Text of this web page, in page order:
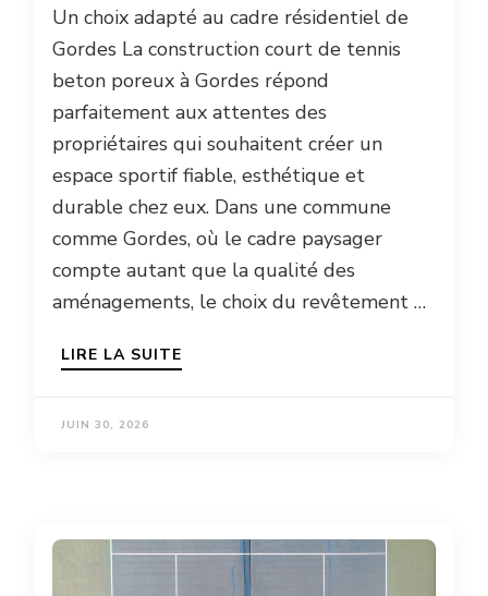
Un choix adapté au cadre résidentiel de
Gordes La construction court de tennis
beton poreux à Gordes répond
parfaitement aux attentes des
propriétaires qui souhaitent créer un
espace sportif fiable, esthétique et
durable chez eux. Dans une commune
comme Gordes, où le cadre paysager
compte autant que la qualité des
aménagements, le choix du revêtement …
LIRE LA SUITE
JUIN 30, 2026